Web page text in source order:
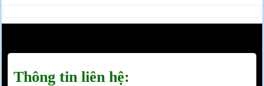
Thông tin liên hệ: